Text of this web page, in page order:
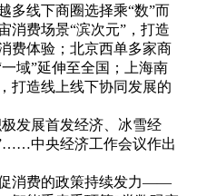
线下商圈选择乘“数”而
消费场景“滨次元”，打造
费体验；北京西单多家商
域”延伸至全国；上海南
打造线上线下协同发展的
发展首发经济、冰雪经
中央经济工作会议作出
消费的政策持续发力——